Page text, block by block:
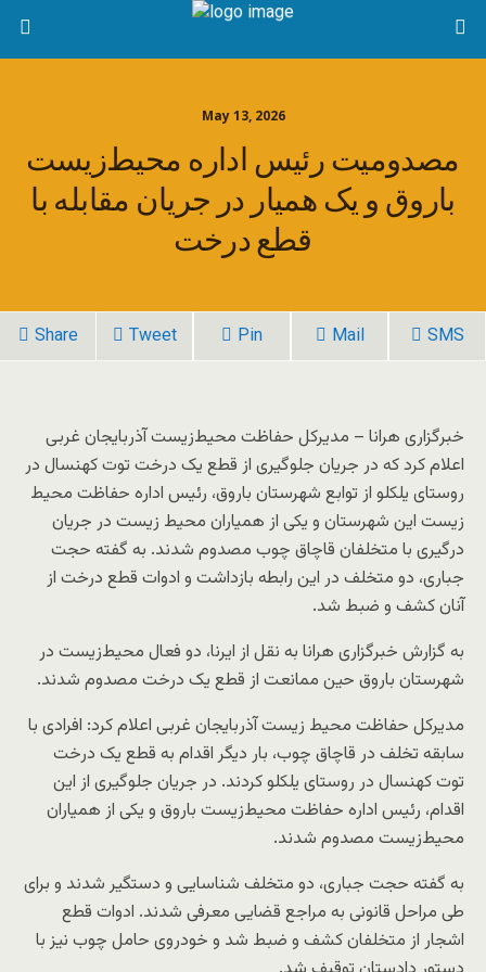
May 13, 2026
مصدومیت رئیس اداره محیط‌زیست
باروق و یک همیار در جریان مقابله با
قطع درخت
Share Tweet Pin Mail SMS
خبرگزاری هرانا – مدیرکل حفاظت محیط‌‌زیست آذربایجان غربی
اعلام کرد که در جریان جلوگیری از قطع یک درخت توت کهنسال در
روستای یلکلو از توابع شهرستان باروق، رئیس اداره حفاظت محیط‌
زیست این شهرستان و یکی از همیاران محیط‌ زیست در جریان
درگیری با متخلفان قاچاق چوب مصدوم شدند. به گفته حجت
جباری، دو متخلف در این رابطه بازداشت و ادوات قطع درخت از
آنان کشف و ضبط شد.
به گزارش خبرگزاری هرانا به نقل از ایرنا، دو فعال محیط‌زیست در
شهرستان باروق حین ممانعت از قطع یک درخت مصدوم شدند.
مدیرکل حفاظت محیط‌ زیست آذربایجان غربی اعلام کرد: افرادی با
سابقه تخلف در قاچاق چوب، بار دیگر اقدام به قطع یک درخت
توت کهنسال در روستای یلکلو کردند. در جریان جلوگیری از این
اقدام، رئیس اداره حفاظت محیط‌زیست باروق و یکی از همیاران
محیط‌زیست مصدوم شدند.
به گفته حجت جباری، دو متخلف شناسایی و دستگیر شدند و برای
طی مراحل قانونی به مراجع قضایی معرفی شدند. ادوات قطع
اشجار از متخلفان کشف و ضبط شد و خودروی حامل چوب نیز با